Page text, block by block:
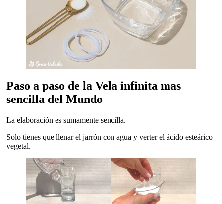
Paso a paso de la Vela infinita mas
sencilla del Mundo
La elaboración es sumamente sencilla.
Solo tienes que llenar el jarrón con agua y verter el ácido esteárico
vegetal.